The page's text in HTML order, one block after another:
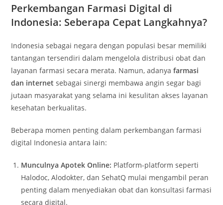
Perkembangan Farmasi Digital di
Indonesia: Seberapa Cepat Langkahnya?
Indonesia sebagai negara dengan populasi besar memiliki
tantangan tersendiri dalam mengelola distribusi obat dan
layanan farmasi secara merata. Namun, adanyafarmasi
dan internet sebagai sinergi membawa angin segar bagi
jutaan masyarakat yang selama ini kesulitan akses layanan
kesehatan berkualitas.
Beberapa momen penting dalam perkembangan farmasi
digital Indonesia antara lain:
Munculnya Apotek Online: Platform-platform seperti
Halodoc, Alodokter, dan SehatQ mulai mengambil peran
penting dalam menyediakan obat dan konsultasi farmasi
secara digital.